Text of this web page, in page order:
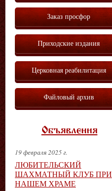
Заказ просфор
Приходские издания
Церковная реабилитация
Файловый архив
Объявления
19 февраля 2025 г.
ЛЮБИТЕЛЬСКИЙ
ШАХМАТНЫЙ КЛУБ ПРИ
НАШЕМ ХРАМЕ